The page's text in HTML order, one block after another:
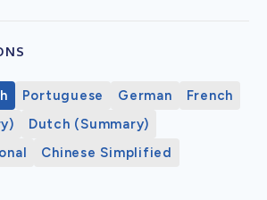
Portuguese German
French
Dutch (Summary)
Chinese Simplified